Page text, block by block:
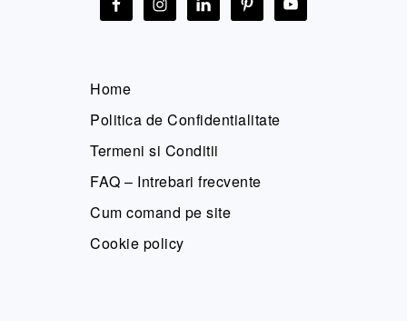
Home
Politica de Confidentialitate
Termeni si Conditii
FAQ – Intrebari frecvente
Cum comand pe site
Cookie policy